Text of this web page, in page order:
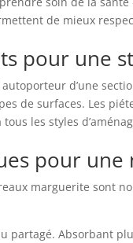
de mieux
pour une
d’une
de surfaces. Les
les styles
pour
marguerite sont
Absorbant